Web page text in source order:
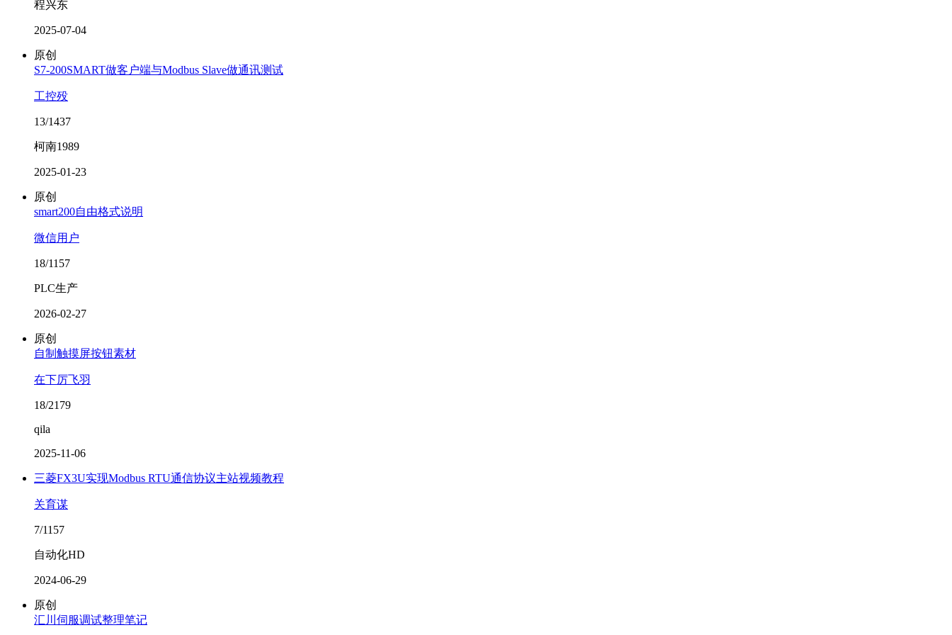
程兴东
2025-07-04
原创
S7-200SMART做客户端与Modbus Slave做通讯测试
工控殁
13/1437
柯南1989
2025-01-23
原创
smart200自由格式说明
微信用户
18/1157
PLC生产
2026-02-27
原创
自制触摸屏按钮素材
在下厉飞羽
18/2179
qila
2025-11-06
三菱FX3U实现Modbus RTU通信协议主站视频教程
关育谋
7/1157
自动化HD
2024-06-29
原创
汇川伺服调试整理笔记